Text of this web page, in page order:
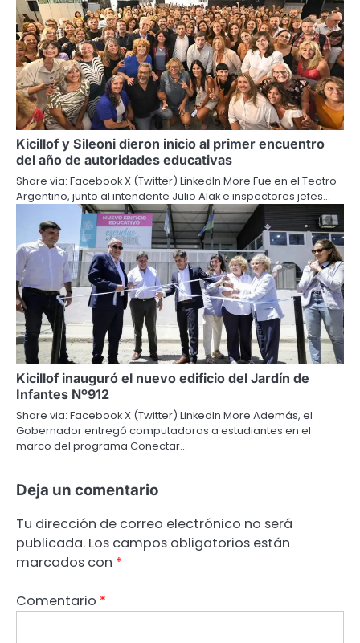
Kicillof y Sileoni dieron inicio al primer encuentro
del año de autoridades educativas
Share via: Facebook X (Twitter) LinkedIn More Fue en el Teatro
Argentino, junto al intendente Julio Alak e inspectores jefes…
Kicillof inauguró el nuevo edificio del Jardín de
Infantes Nº912
Share via: Facebook X (Twitter) LinkedIn More Además, el
Gobernador entregó computadoras a estudiantes en el
marco del programa Conectar…
Deja un comentario
Tu dirección de correo electrónico no será
publicada. Los campos obligatorios están
marcados con *
Comentario *